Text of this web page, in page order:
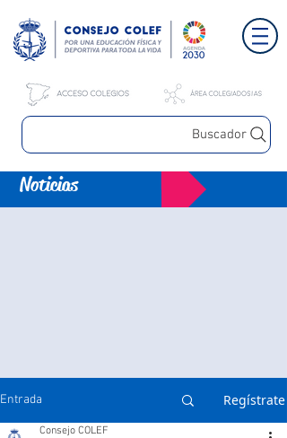
Buscador
Noticias
Entrada Regístrate
Consejo COLEF